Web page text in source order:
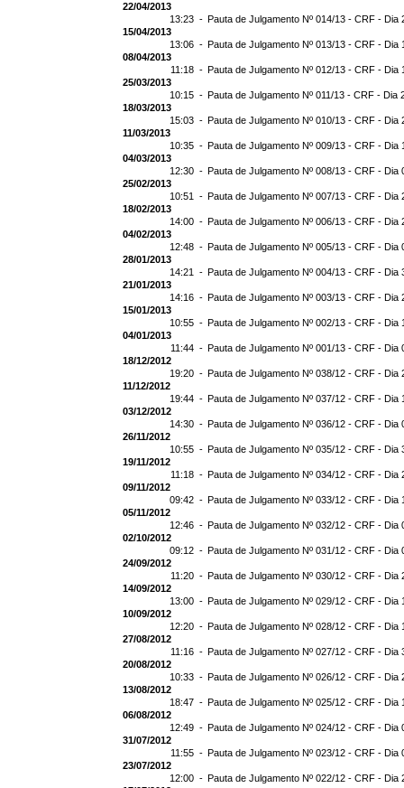
22/04/2013
13:23 - Pauta de Julgamento Nº 014/13 - CRF - Dia
15/04/2013
13:06 - Pauta de Julgamento Nº 013/13 - CRF - Dia
08/04/2013
11:18 - Pauta de Julgamento Nº 012/13 - CRF - Dia
25/03/2013
10:15 - Pauta de Julgamento Nº 011/13 - CRF - Dia
18/03/2013
15:03 - Pauta de Julgamento Nº 010/13 - CRF - Dia
11/03/2013
10:35 - Pauta de Julgamento Nº 009/13 - CRF - Dia
04/03/2013
12:30 - Pauta de Julgamento Nº 008/13 - CRF - Dia
25/02/2013
10:51 - Pauta de Julgamento Nº 007/13 - CRF - Dia
18/02/2013
14:00 - Pauta de Julgamento Nº 006/13 - CRF - Dia
04/02/2013
12:48 - Pauta de Julgamento Nº 005/13 - CRF - Dia
28/01/2013
14:21 - Pauta de Julgamento Nº 004/13 - CRF - Dia
21/01/2013
14:16 - Pauta de Julgamento Nº 003/13 - CRF - Dia
15/01/2013
10:55 - Pauta de Julgamento Nº 002/13 - CRF - Dia
04/01/2013
11:44 - Pauta de Julgamento Nº 001/13 - CRF - Dia
18/12/2012
19:20 - Pauta de Julgamento Nº 038/12 - CRF - Dia
11/12/2012
19:44 - Pauta de Julgamento Nº 037/12 - CRF - Dia
03/12/2012
14:30 - Pauta de Julgamento Nº 036/12 - CRF - Dia
26/11/2012
10:55 - Pauta de Julgamento Nº 035/12 - CRF - Dia
19/11/2012
11:18 - Pauta de Julgamento Nº 034/12 - CRF - Dia
09/11/2012
09:42 - Pauta de Julgamento Nº 033/12 - CRF - Dia
05/11/2012
12:46 - Pauta de Julgamento Nº 032/12 - CRF - Dia
02/10/2012
09:12 - Pauta de Julgamento Nº 031/12 - CRF - Dia
24/09/2012
11:20 - Pauta de Julgamento Nº 030/12 - CRF - Dia
14/09/2012
13:00 - Pauta de Julgamento Nº 029/12 - CRF - Dia
10/09/2012
12:20 - Pauta de Julgamento Nº 028/12 - CRF - Dia
27/08/2012
11:16 - Pauta de Julgamento Nº 027/12 - CRF - Dia
20/08/2012
10:33 - Pauta de Julgamento Nº 026/12 - CRF - Dia
13/08/2012
18:47 - Pauta de Julgamento Nº 025/12 - CRF - Dia
06/08/2012
12:49 - Pauta de Julgamento Nº 024/12 - CRF - Dia
31/07/2012
11:55 - Pauta de Julgamento Nº 023/12 - CRF - Dia
23/07/2012
12:00 - Pauta de Julgamento Nº 022/12 - CRF - Dia